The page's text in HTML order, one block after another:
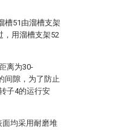
槽51由溜槽支架
，用溜槽支架52
离为30-
间隙，为了防止
子4的运行安
均采用耐磨堆